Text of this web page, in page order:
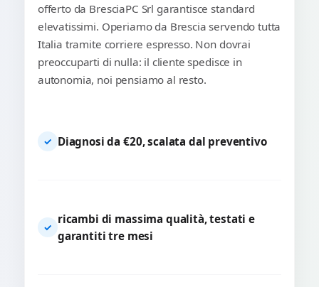
offerto da BresciaPC Srl garantisce standard
elevatissimi. Operiamo da Brescia servendo tutta
Italia tramite corriere espresso. Non dovrai
preoccuparti di nulla: il cliente spedisce in
autonomia, noi pensiamo al resto.
✓ Diagnosi da €20, scalata dal preventivo
✓
ricambi di massima qualità, testati e
garantiti tre mesi